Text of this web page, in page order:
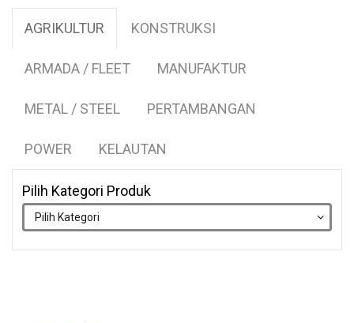
AGRIKULTUR KONSTRUKSI
ARMADA / FLEET MANUFAKTUR
METAL / STEEL PERTAMBANGAN
POWER KELAUTAN
Pilih Kategori Produk